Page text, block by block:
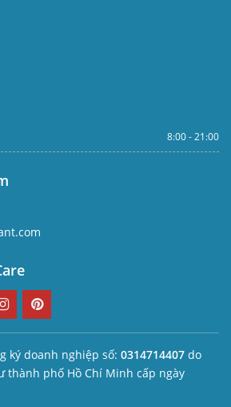
8:00 - 21:00
ký doanh nghiệp số: 0314714407 do
thành phố Hồ Chí Minh cấp ngày